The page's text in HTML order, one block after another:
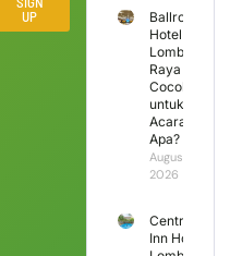
UP
Ballroom
Hotel
Lombok
Raya
Cocok
untuk
Acara
Apa?
August 3,
2026
Central
Inn Hotel